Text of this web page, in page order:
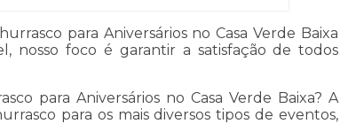
para Aniversários no Casa Verde Baixa
nosso foco é garantir a satisfação de todos
para Aniversários no Casa Verde Baixa? A
para os mais diversos tipos de eventos,